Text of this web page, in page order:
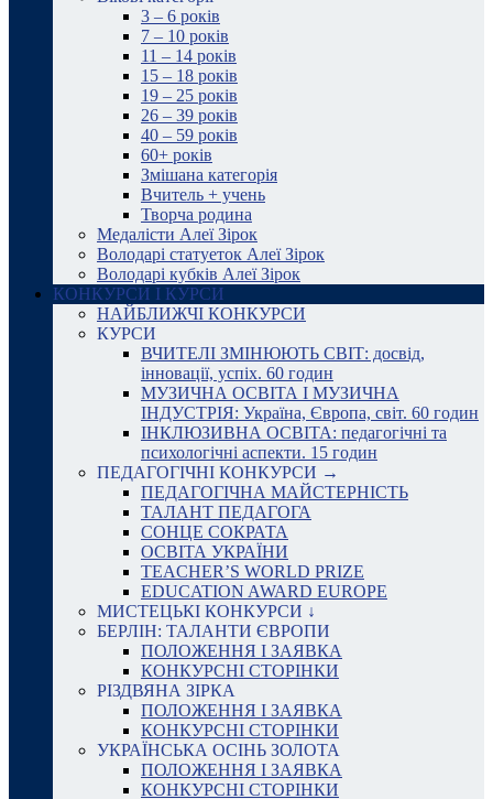
3 – 6 років
7 – 10 років
11 – 14 років
15 – 18 років
19 – 25 років
26 – 39 років
40 – 59 років
60+ років
Змішана категорія
Вчитель + учень
Творча родина
Медалісти Алеї Зірок
Володарі статуеток Алеї Зірок
Володарі кубків Алеї Зірок
КОНКУРСИ І КУРСИ
НАЙБЛИЖЧІ КОНКУРСИ
КУРСИ
ВЧИТЕЛІ ЗМІНЮЮТЬ СВІТ: досвід,
інновації, успіх. 60 годин
МУЗИЧНА ОСВІТА І МУЗИЧНА
ІНДУСТРІЯ: Україна, Європа, світ. 60 годин
ІНКЛЮЗИВНА ОСВІТА: педагогічні та
психологічні аспекти. 15 годин
ПЕДАГОГІЧНІ КОНКУРСИ →
ПЕДАГОГІЧНА МАЙСТЕРНІСТЬ
ТАЛАНТ ПЕДАГОГА
СОНЦЕ СОКРАТА
ОСВІТА УКРАЇНИ
TEACHER’S WORLD PRIZE
EDUCATION AWARD EUROPE
МИСТЕЦЬКІ КОНКУРСИ ↓
БЕРЛІН: ТАЛАНТИ ЄВРОПИ
ПОЛОЖЕННЯ І ЗАЯВКА
КОНКУРСНІ СТОРІНКИ
РІЗДВЯНА ЗІРКА
ПОЛОЖЕННЯ І ЗАЯВКА
КОНКУРСНІ СТОРІНКИ
УКРАЇНСЬКА ОСІНЬ ЗОЛОТА
ПОЛОЖЕННЯ І ЗАЯВКА
КОНКУРСНІ СТОРІНКИ